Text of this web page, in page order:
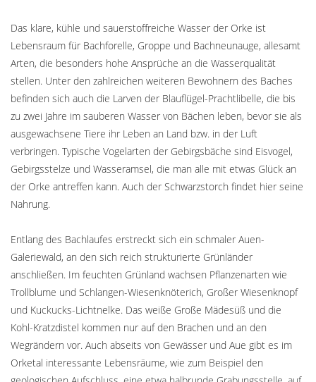
Das klare, kühle und sauerstoffreiche Wasser der Orke ist
Lebensraum für Bachforelle, Groppe und Bachneunauge, allesamt
Arten, die besonders hohe Ansprüche an die Wasserqualität
stellen. Unter den zahlreichen weiteren Bewohnern des Baches
befinden sich auch die Larven der Blauflügel-Prachtlibelle, die bis
zu zwei Jahre im sauberen Wasser von Bächen leben, bevor sie als
ausgewachsene Tiere ihr Leben an Land bzw. in der Luft
verbringen. Typische Vogelarten der Gebirgsbäche sind Eisvogel,
Gebirgsstelze und Wasseramsel, die man alle mit etwas Glück an
der Orke antreffen kann. Auch der Schwarzstorch findet hier seine
Nahrung.
Entlang des Bachlaufes erstreckt sich ein schmaler Auen-
Galeriewald, an den sich reich strukturierte Grünländer
anschließen. Im feuchten Grünland wachsen Pflanzenarten wie
Trollblume und Schlangen-Wiesenknöterich, Großer Wiesenknopf
und Kuckucks-Lichtnelke. Das weiße Große Mädesüß und die
Kohl-Kratzdistel kommen nur auf den Brachen und an den
Wegrändern vor. Auch abseits von Gewässer und Aue gibt es im
Orketal interessante Lebensräume, wie zum Beispiel den